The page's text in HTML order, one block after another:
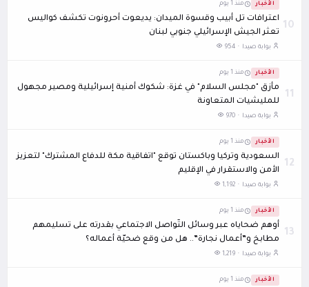
10
الأخبار منذ 1 يوم
اعترافات تل أبيب وقسوة الميدان: يديعوت أحرونوت تكشف كواليس
تعثر الجيش الإسرائيلي جنوبي لبنان
بوابة صيدا · 954
11
الأخبار منذ 1 يوم
مأزق "مجلس السلام" في غزة: شكوك أمنية إسرائيلية ومصير مجهول
للمليشيات المتعاونة
بوابة صيدا · 970
12
الأخبار منذ 1 يوم
السعودية وتركيا وباكستان توقع "اتفاقية مكة للدفاع المشترك" لتعزيز
الأمن والاستقرار في الإقليم
بوابة صيدا · 1,192
13
الأخبار منذ 1 يوم
أوهم ضحاياه عبر وسائل التّواصل الاجتماعي بقدرته على تسليمهم
مطابخ و”أعمال نجارة”.. هل من وقع ضحيّة أعماله؟
بوابة صيدا · 1,219
الأخبار منذ 1 يوم